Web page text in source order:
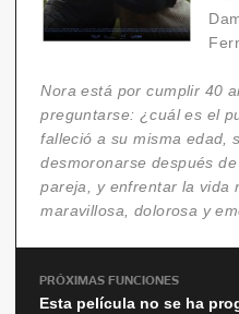
Nora está por cumplir 40
preguntarse: ¿cuál es el
falleció a su misma edad,
desmoronarse después
pareja, y enfrentar la vida
maravillosa, dolorosa y
PRÓXIMAS FUNCIONES
Esta película no se ha